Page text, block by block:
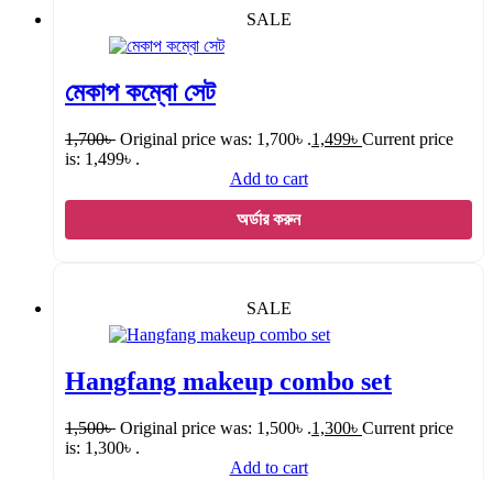
SALE
মেকাপ কম্বো সেট
1,700৳ Original price was: 1,700৳ .1,499৳ Current price
is: 1,499৳ .
Add to cart
অর্ডার করুন
SALE
Hangfang makeup combo set
1,500৳ Original price was: 1,500৳ .1,300৳ Current price
is: 1,300৳ .
Add to cart